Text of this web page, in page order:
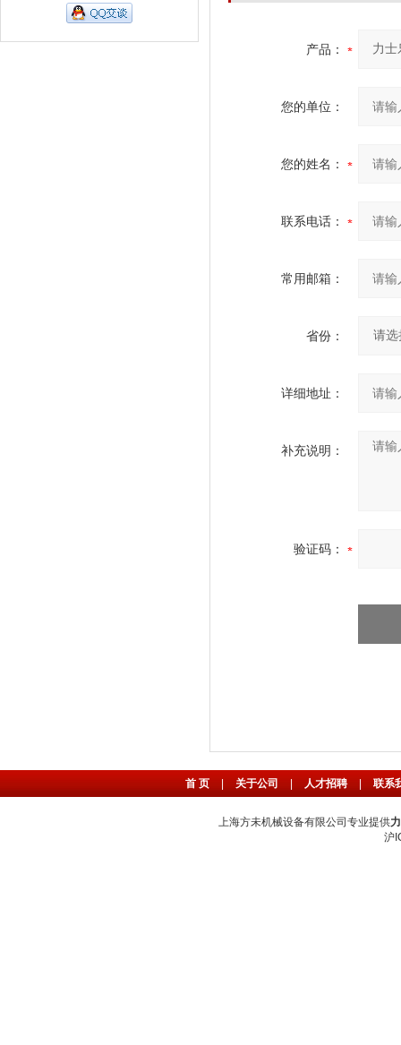
产品：
您的单位：
您的姓名：
联系电话：
常用邮箱：
省份：
详细地址：
补充说明：
验证码：
首 页 关于公司 人才招聘 联系
上海方未机械设备有限公司专业提供
沪